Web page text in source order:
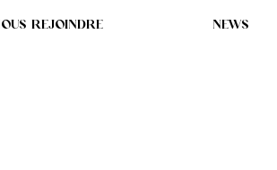
REJOINDRE NEWS